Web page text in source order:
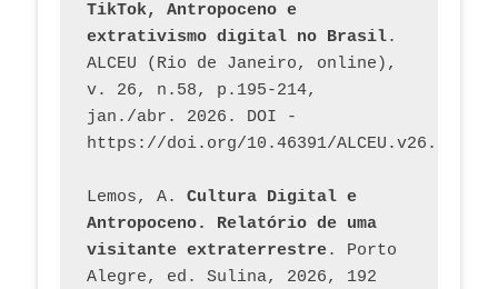
TikTok, Antropoceno e
extrativismo digital no Brasil.
ALCEU (Rio de Janeiro, online),
v. 26, n.58, p.195-214,
jan./abr. 2026. DOI -
https://doi.org/10.46391/
Lemos, A. Cultura Digital e
Antropoceno. Relatório de uma
visitante extraterrestre. Porto
Alegre, ed. Sulina, 2026, 192